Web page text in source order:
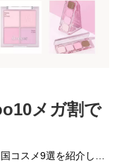
メガ割で
コスメ9選を紹介し…